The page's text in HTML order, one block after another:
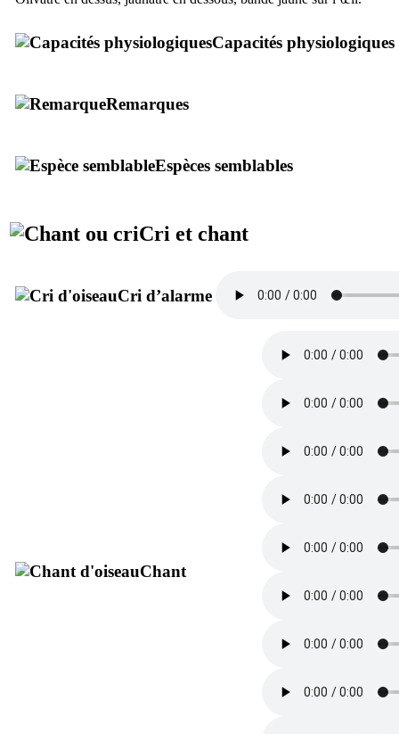
Capacités physiologiques
Remarques
Espèces semblables
Cri et chant
Cri d’alarme
Chant